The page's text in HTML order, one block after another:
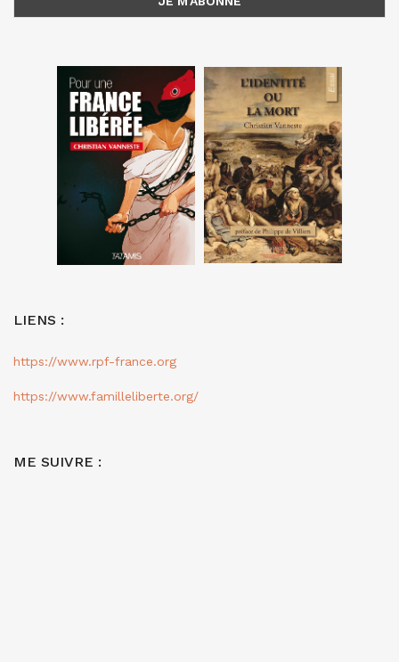
LIENS :
https://www.rpf-france.org
https://www.familleliberte.org/
ME SUIVRE :